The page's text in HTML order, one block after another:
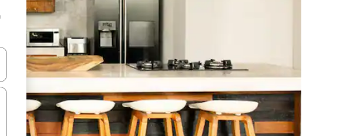
nach oben und unten oder erkunde die Ergebnisse durch Berühren oder